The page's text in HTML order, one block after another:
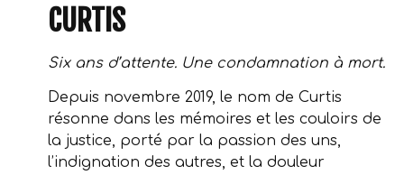
CURTIS
Six ans d’attente. Une condamnation à mort.
Depuis novembre 2019, le nom de Curtis
résonne dans les mémoires et les couloirs de
la justice, porté par la passion des uns,
l’indignation des autres, et la douleur